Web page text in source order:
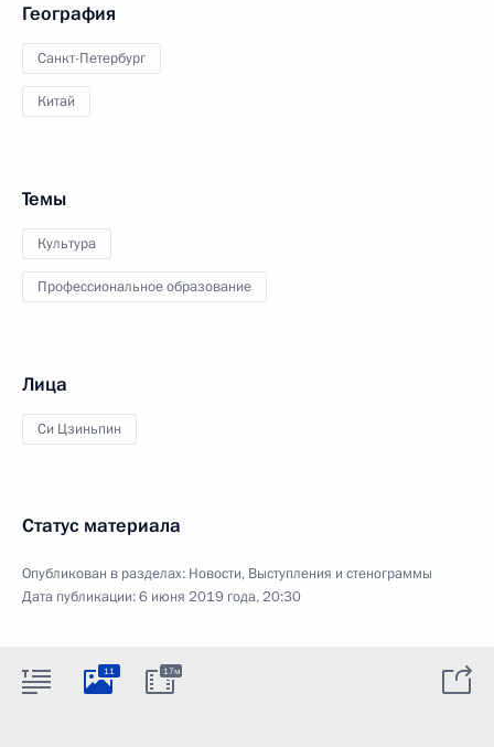
География
Санкт-Петербург
Китай
Темы
Культура
Профессиональное образование
Лица
Си Цзиньпин
Статус материала
Опубликован в разделах: Новости, Выступления и стенограммы
Дата публикации:6 июня 2019 года, 20:30
11 17м